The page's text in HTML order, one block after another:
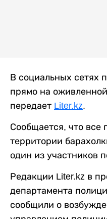
В социальных сетях
прямо на
передает Liter.kz.
Сообщается, что все
территории
один из участников
Редакции Liter.kz в
департамента
сообщили о